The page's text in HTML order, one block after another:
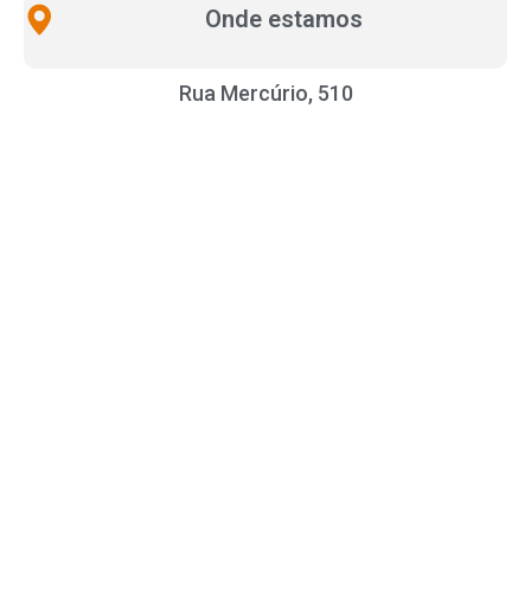
Onde estamos
Rua Mercúrio, 510